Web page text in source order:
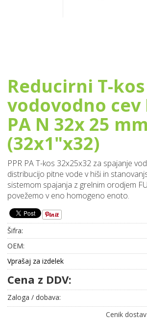
Reducirni T-
vodovodno cev
PA N 32x 25
(32x1"x32)
PPR PA T-kos 32x25x32 za spajanje
distribucijo pitne vode v hiši in
sistemom spajanja z grelnim orodjem
povežemo v eno homogeno enoto.
Šifra:
OEM:
Vprašaj za izdelek
Cena z DDV:
Zaloga / dobava:
Cenik